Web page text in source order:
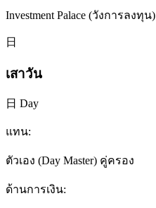
Investment Palace (วังการลงทุน)
日
เสาวัน
日 Day
แทน:
ตัวเอง (Day Master) คู่ครอง
ด้านการเงิน: